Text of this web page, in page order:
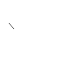
＼